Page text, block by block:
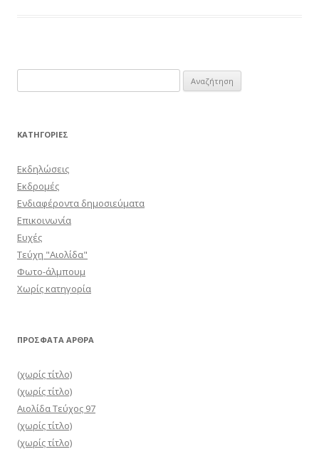
για:
KΑΤΗΓΟΡΊΕΣ
Εκδηλώσεις
Εκδρομές
Ενδιαφέροντα δημοσιεύματα
Επικοινωνία
Ευχές
Τεύχη "Αιολίδα"
Φωτο-άλμπουμ
Χωρίς κατηγορία
ΠΡΌΣΦΑΤΑ ΆΡΘΡΑ
(χωρίς τίτλο)
(χωρίς τίτλο)
Αιολίδα Τεύχος 97
(χωρίς τίτλο)
(χωρίς τίτλο)